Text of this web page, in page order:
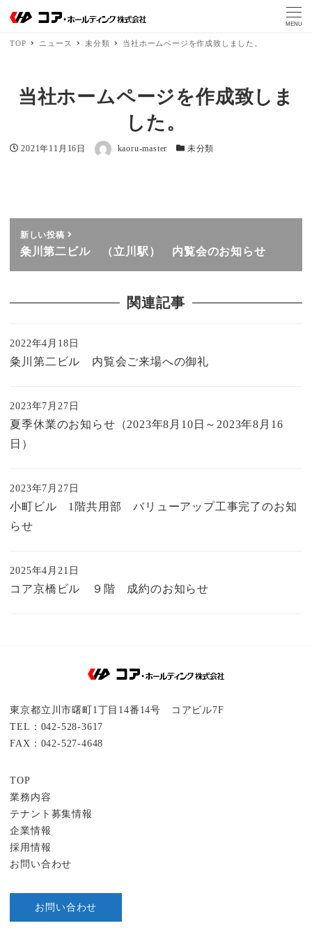
MENU
TOP ニュース 未分類 当社ホームページを作成致しました。
当社ホームページを作成致しま
した。
投稿日
2021年11月16日 著者 kaoru-master カテゴリー
未分類
新しい投稿
粂川第二ビル （立川駅） 内覧会のお知らせ
関連記事
粂川第二ビル 内覧会ご来場への御礼
2022年4月18日
夏季休業のお知らせ（2023年8月10日～2023年8月16
日）
2023年7月27日
小町ビル 1階共用部 バリューアップ工事完了のお知
らせ
2023年7月27日
コア京橋ビル ９階 成約のお知らせ
2025年4月21日
東京都立川市曙町1丁目14番14号 コアビル7F
TEL：042-528-3617
FAX：042-527-4648
TOP
業務内容
テナント募集情報
企業情報
採用情報
お問い合わせ
お問い合わせ